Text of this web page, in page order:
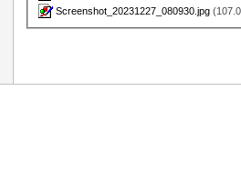
Screenshot_20231227_080930.jpg